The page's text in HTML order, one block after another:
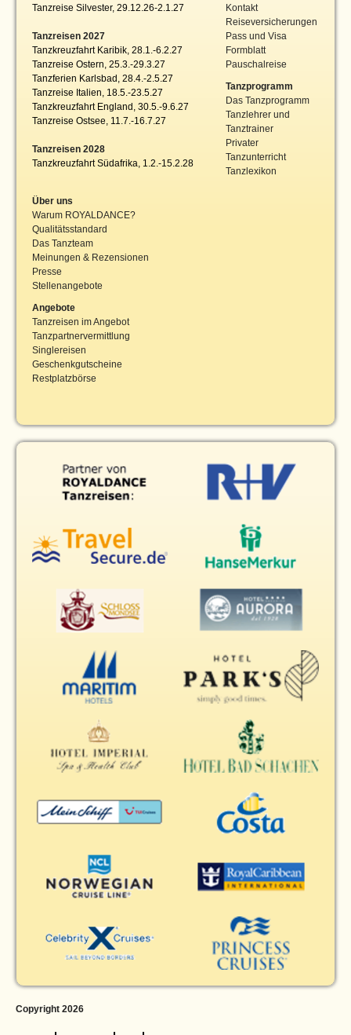
Tanzreise Silvester, 29.12.26-2.1.27
Tanzreisen 2027
Tanzkreuzfahrt Karibik, 28.1.-6.2.27
Tanzreise Ostern, 25.3.-29.3.27
Tanzferien Karlsbad, 28.4.-2.5.27
Tanzreise Italien, 18.5.-23.5.27
Tanzkreuzfahrt England, 30.5.-9.6.27
Tanzreise Ostsee, 11.7.-16.7.27
Tanzreisen 2028
Tanzkreuzfahrt Südafrika, 1.2.-15.2.28
Kontakt
Reiseversicherungen
Pass und Visa
Formblatt
Pauschalreise
Tanzprogramm
Das Tanzprogramm
Tanzlehrer und
Tanztrainer
Privater
Tanzunterricht
Tanzlexikon
Über uns
Warum ROYALDANCE?
Qualitätsstandard
Das Tanzteam
Meinungen & Rezensionen
Presse
Stellenangebote
Angebote
Tanzreisen im Angebot
Tanzpartnervermittlung
Singlereisen
Geschenkgutscheine
Restplatzbörse
Copyright 2026